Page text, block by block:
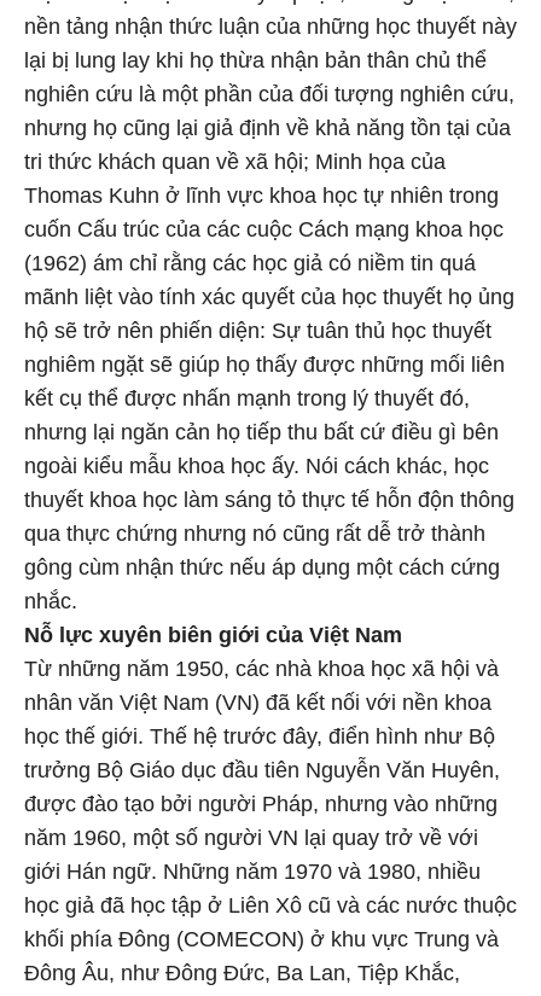
nền tảng nhận thức luận của những học thuyết này
lại bị lung lay khi họ thừa nhận bản thân chủ thể
nghiên cứu là một phần của đối tượng nghiên cứu,
nhưng họ cũng lại giả định về khả năng tồn tại của
tri thức khách quan về xã hội; Minh họa của
Thomas Kuhn ở lĩnh vực khoa học tự nhiên trong
cuốn Cấu trúc của các cuộc Cách mạng khoa học
(1962) ám chỉ rằng các học giả có niềm tin quá
mãnh liệt vào tính xác quyết của học thuyết họ ủng
hộ sẽ trở nên phiến diện: Sự tuân thủ học thuyết
nghiêm ngặt sẽ giúp họ thấy được những mối liên
kết cụ thể được nhấn mạnh trong lý thuyết đó,
nhưng lại ngăn cản họ tiếp thu bất cứ điều gì bên
ngoài kiểu mẫu khoa học ấy. Nói cách khác, học
thuyết khoa học làm sáng tỏ thực tế hỗn độn thông
qua thực chứng nhưng nó cũng rất dễ trở thành
gông cùm nhận thức nếu áp dụng một cách cứng
nhắc.
Nỗ lực xuyên biên giới của Việt Nam
Từ những năm 1950, các nhà khoa học xã hội và
nhân văn Việt Nam (VN) đã kết nối với nền khoa
học thế giới. Thế hệ trước đây, điển hình như Bộ
trưởng Bộ Giáo dục đầu tiên Nguyễn Văn Huyên,
được đào tạo bởi người Pháp, nhưng vào những
năm 1960, một số người VN lại quay trở về với
giới Hán ngữ. Những năm 1970 và 1980, nhiều
học giả đã học tập ở Liên Xô cũ và các nước thuộc
khối phía Đông (COMECON) ở khu vực Trung và
Đông Âu, như Đông Đức, Ba Lan, Tiệp Khắc,